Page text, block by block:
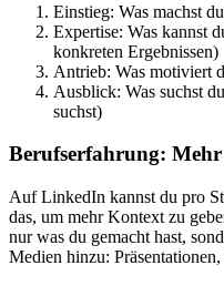
Einstieg: Was machst
Expertise: Was kannst
konkreten Ergebnissen)
Antrieb: Was motiviert
Ausblick: Was suchst
suchst)
Berufserfahrung:
Auf LinkedIn kannst du pro
das, um mehr Kontext zu
nur was du gemacht hast,
Medien hinzu: